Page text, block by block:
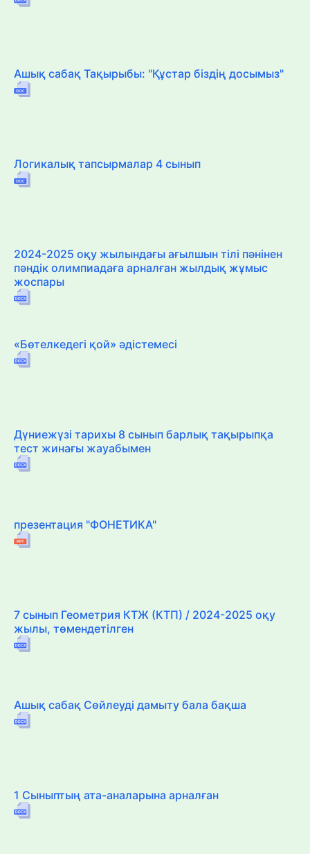
Ашық сабақ Тақырыбы: "Құстар біздің досымыз"
Логикалық тапсырмалар 4 сынып
2024-2025 оқу жылындағы ағылшын тілі пәнінен
пәндік олимпиадаға арналған жылдық жұмыс
жоспары
«Бөтелкедегі қой» әдістемесі
Дүниежүзі тарихы 8 сынып барлық тақырыпқа
тест жинағы жауабымен
презентация "ФОНЕТИКА"
7 сынып Геометрия КТЖ (КТП) / 2024-2025 оқу
жылы, төмендетілген
Ашық сабақ Сөйлеуді дамыту бала бақша
1 Сыныптың ата-аналарына арналған